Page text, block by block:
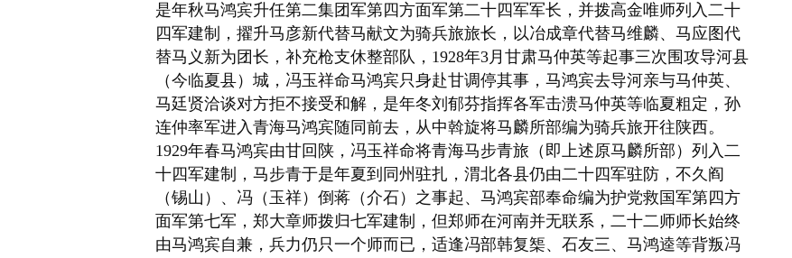
是年秋马鸿宾升任第二集团军第四方面军第二十四军军长，并拨高金唯师列入二十
四军建制，擢升马彦新代替马献文为骑兵旅旅长，以冶成章代替马维麟、 马应图代
替马义新为团长，补充枪支休整部队，1928年3月甘肃马仲英等起事三次围攻导河县
（今临夏县）城，冯玉祥命马鸿宾只身赴甘调停其事，马鸿宾去导河亲与马仲英、
马廷贤洽谈对方拒不接受和解，是年冬刘郁芬指挥各军击溃马仲英等临夏粗定， 孙
连仲率军进入青海马鸿宾随同前去， 从中斡旋将马麟所部编为骑兵旅开往陕西。
1929年春马鸿宾由甘回陕，冯玉祥命将青海马步青旅（即上述原马麟所部）列入二
十四军建制， 马步青于是年夏到同州驻扎，渭北各县仍由二十四军驻防，不久阎
（锡山）、冯（玉祥）倒蒋（介石）之事起、马鸿宾部奉命编为护党救国军第四方
面军第七军， 郑大章师拨归七军建制，但郑师在河南并无联系，二十二师师长始终
由马鸿宾自兼，兵力仍只一个师而已，适逢冯部韩复榘、 石友三、马鸿逵等背叛冯